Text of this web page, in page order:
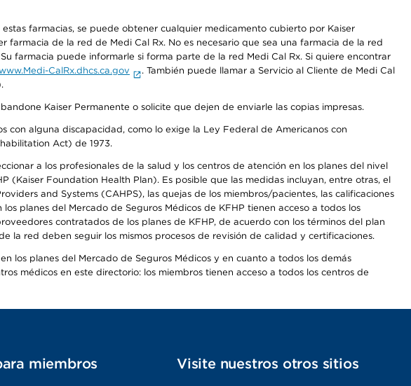
farmacias, se puede obtener cualquier medicamento cubierto por Kaiser
de la red de Medi Cal Rx. No es necesario que sea una farmacia de la red
farmacia puede informarle si forma parte de la red Medi Cal Rx. Si quiere encontrar
CalRx.dhcs.ca.gov
. También puede llamar a Servicio al Cliente de Medi Cal
Kaiser Permanente o solicite que dejen de enviarle las copias impresas.
con alguna discapacidad, como lo exige la Ley Federal de Americanos con
Act) de 1973.
a los profesionales de la salud y los centros de atención en los planes del nivel
(Kaiser Foundation Health Plan). Es posible que las medidas incluyan, entre otras, el
and Systems (CAHPS), las quejas de los miembros/pacientes, las calificaciones
planes del Mercado de Seguros Médicos de KFHP tienen acceso a todos los
contratados de los planes de KFHP, de acuerdo con los términos del plan
la red deben seguir los mismos procesos de revisión de calidad y certificaciones.
los planes del Mercado de Seguros Médicos y en cuanto a todos los demás
médicos en este directorio: los miembros tienen acceso a todos los centros de
miembros Visite nuestros otros sitios